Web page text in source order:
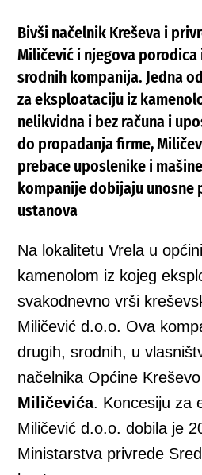
Bivši načelnik Kreševa i
Miličević i njegova
srodnih kompanija. Jedna
za eksploataciju iz
nelikvidna i bez računa i
do propadanja firme,
prebace uposlenike i
kompanije dobijaju unosne
ustanova
Na lokalitetu Vrela u
kamenolom iz kojeg
svakodnevno vrši
Miličević d.o.o. Ova
drugih, srodnih, u
načelnika Općine
Miličevića. Koncesiju za
Miličević d.o.o. dobila je
Ministarstva privrede